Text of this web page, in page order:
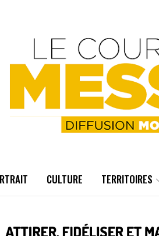
CULTURE TERRITOIRES